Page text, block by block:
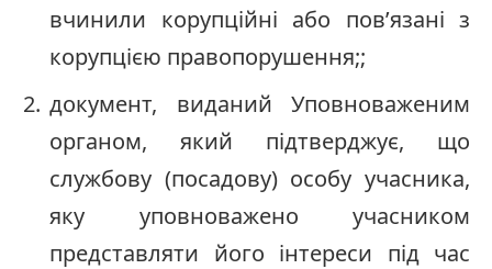
вчинили корупційні або пов’язані з
корупцією правопорушення;;
документ, виданий Уповноваженим
органом, який підтверджує, що
службову (посадову) особу учасника,
яку уповноважено учасником
представляти його інтереси під час